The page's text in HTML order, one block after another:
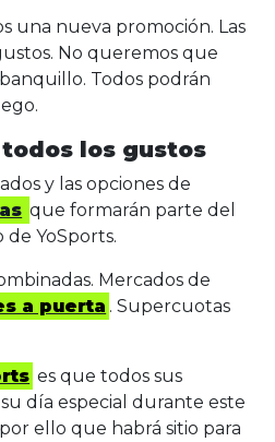
una nueva promoción. Las
No queremos que
Todos podrán
los gustos
y las opciones de
que formarán parte del
YoSports.
Mercados de
a puerta . Supercuotas
es que todos sus
día especial durante este
ello que habrá sitio para